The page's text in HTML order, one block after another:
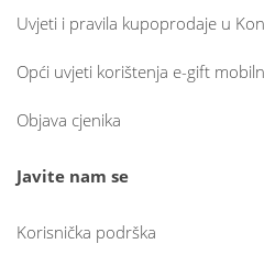
Uvjeti i pravila kupoprodaje u
Opći uvjeti korištenja e-gift
Objava cjenika
Javite nam se
Korisnička podrška